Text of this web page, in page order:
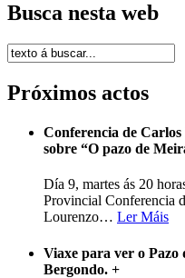
Busca nesta web
Próximos actos
Conferencia de
sobre “O pazo de
Día 9, martes ás 20
Provincial Conferencia
Lourenzo… Ler Máis
Viaxe para ver o Pazo
Bergondo. +